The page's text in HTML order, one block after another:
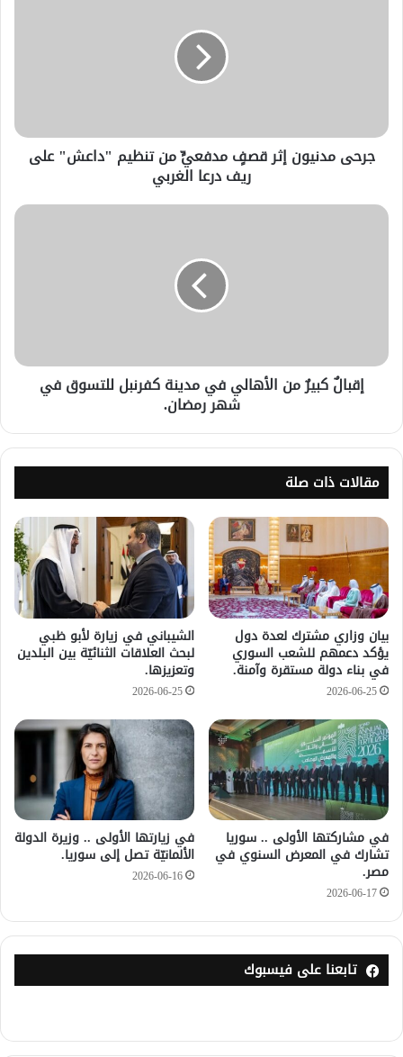
جرحى مدنيون إثر قصفٍ مدفعيٍّ من تنظيم "داعش" على
ريف درعا الغربي
إقبالٌ كبيرٌ من الأهالي في مدينة كفرنبل للتسوق في
شهر رمضان.
مقالات ذات صلة
بيان وزاري مشترك لعدة دول
يؤكد دعمهم للشعب السوري
في بناء دولة مستقرة وآمنة.
2026-06-25
الشيباني في زيارة لأبو ظبي
لبحث العلاقات الثنائيّة بين البلدين
وتعزيزها.
2026-06-25
في مشاركتها الأولى .. سوريا
تشارك في المعرض السنوي في
مصر.
2026-06-17
في زيارتها الأولى .. وزيرة الدولة
الألمانيّة تصل إلى سوريا.
2026-06-16
تابعنا على فيسبوك